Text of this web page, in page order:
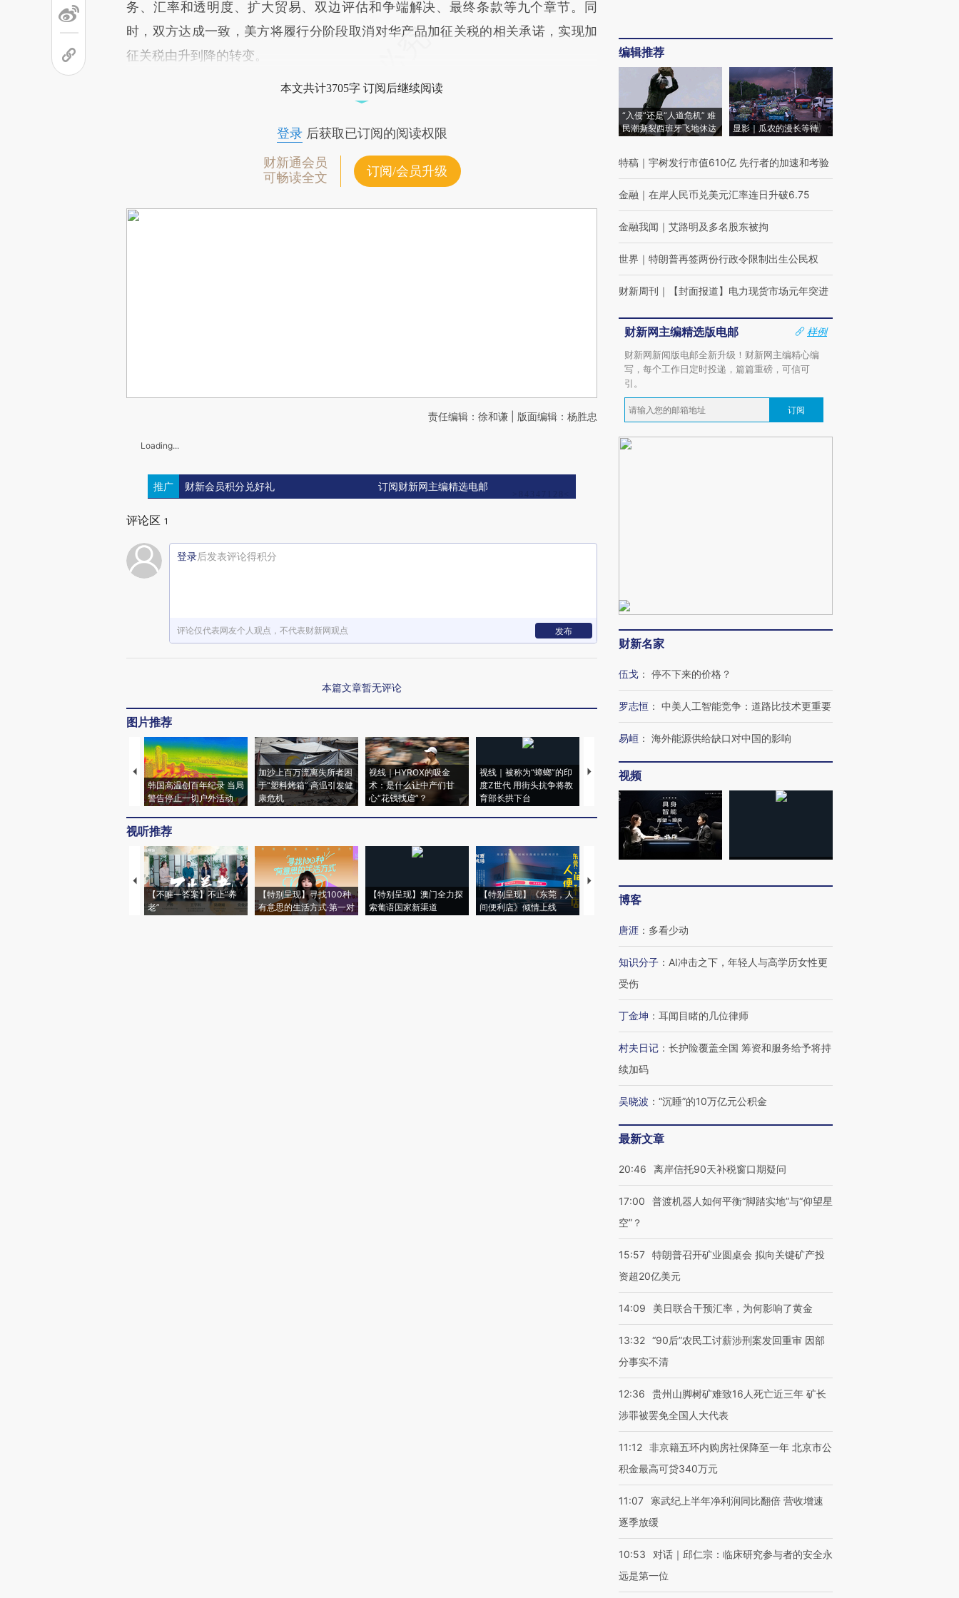
务、汇率和透明度、扩大贸易、双边评估和争端解决、最终条款等九个章节。同
时，双方达成一致，美方将履行分阶段取消对华产品加征关税的相关承诺，实现加
征关税由升到降的转变。
本文共计3705字 订阅后继续阅读
登录后获取已订阅的阅读权限
财新通会员
可畅读全文
订阅/会员升级
责任编辑：徐和谦 | 版面编辑：杨胜忠
Loading...
推广 财新会员积分兑好礼 订阅财新网主编精选电邮
评论区 1
登录后发表评论得积分
评论仅代表网友个人观点，不代表财新网观点 发布
本篇文章暂无评论
图片推荐
韩国高温创百年纪录 当局
警告停止一切户外活动
加沙上百万流离失所者困
于“塑料烤箱” 高温引发健
康危机
视线｜HYROX的吸金
术：是什么让中产们甘
心“花钱找虐”？
视线｜被称为“蟑螂”的印
度Z世代 用街头抗争将教
育部长拱下台
视线｜“入侵”还是“人道危
机”？难民潮撕裂西班牙
飞地休达
4000人
视听推荐
【不唯一答案】不止“养
老”
【特别呈现】寻找100种
有意思的生活方式·第一对
【特别呈现】澳门全力探
索葡语国家新渠道
【特别呈现】《东莞，人
间便利店》倾情上线
【推广】走进第四届链博
会，让数智科技“链”接产
编辑推荐
“入侵”还是“人道危机” 难
民潮撕裂西班牙飞地休达
显影｜瓜农的漫长等待
特稿 ｜ 宇树发行市值610亿 先行者的加速和考验
金融 ｜ 在岸人民币兑美元汇率连日升破6.75
金融我闻 ｜ 艾路明及多名股东被拘
世界 ｜ 特朗普再签两份行政令限制出生公民权
财新周刊 ｜ 【封面报道】电力现货市场元年突进
财新网主编精选版电邮
样例
财新网新闻版电邮全新升级！财新网主编精心编
写，每个工作日定时投递，篇篇重磅，可信可
引。
订阅
财新名家
伍戈 ： 停不下来的价格？
罗志恒 ： 中美人工智能竞争：道路比技术更重要
易峘 ： 海外能源供给缺口对中国的影响
视频
博客
唐涯 ： 多看少动
知识分子 ： AI冲击之下，年轻人与高学历女性更
受伤
丁金坤 ： 耳闻目睹的几位律师
村夫日记 ： 长护险覆盖全国 筹资和服务给予将持
续加码
吴晓波 ： “沉睡”的10万亿元公积金
最新文章
20:46 离岸信托90天补税窗口期疑问
17:00
普渡机器人如何平衡“脚踏实地”与“仰望星
空”？
15:57 特朗普召开矿业圆桌会 拟向关键矿产投
资超20亿美元
14:09 美日联合干预汇率，为何影响了黄金
13:32 “90后”农民工讨薪涉刑案发回重审 因部
分事实不清
12:36
贵州山脚树矿难致16人死亡近三年 矿长
涉罪被罢免全国人大代表
11:12 非京籍五环内购房社保降至一年 北京市公
积金最高可贷340万元
11:07
寒武纪上半年净利润同比翻倍 营收增速
逐季放缓
10:53
对话｜邱仁宗：临床研究参与者的安全永
远是第一位